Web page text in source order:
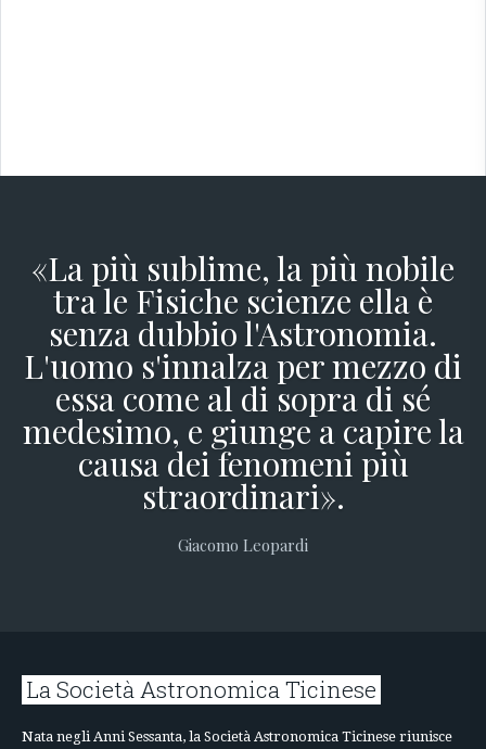
«La più sublime, la più nobile
tra le Fisiche scienze ella è
senza dubbio l'Astronomia.
L'uomo s'innalza per mezzo di
essa come al di sopra di sé
medesimo, e giunge a capire la
causa dei fenomeni più
straordinari».
Giacomo Leopardi
La Società Astronomica Ticinese
Nata negli Anni Sessanta, la Società Astronomica Ticinese riunisce